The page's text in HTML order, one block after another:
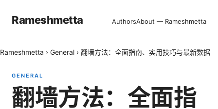
Rameshmetta AuthorsAbout — Rameshmetta
Rameshmetta › General › 翻墙方法：全面指南、实用技巧与最新数据
GENERAL
翻墙方法：全面指